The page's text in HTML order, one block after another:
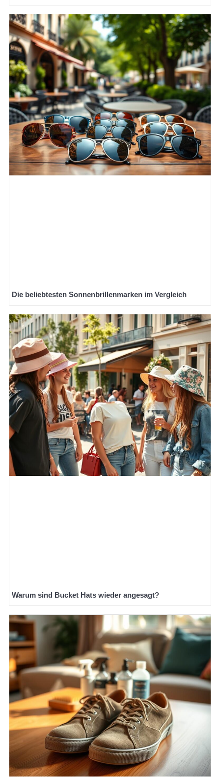
Die beliebtesten Sonnenbrillenmarken im Vergleich
Warum sind Bucket Hats wieder angesagt?